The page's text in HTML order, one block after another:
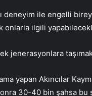
deneyim ile engelli
onlarla ilgili
jenerasyonlara
yapan Akıncılar
30-40 bin şahsa bu